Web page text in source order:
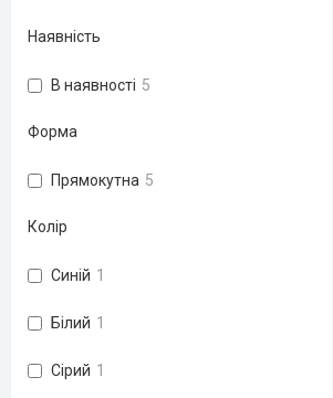
Наявність
В наявності 5
Форма
Прямокутна 5
Колір
Синій 1
Білий 1
Сірий 1